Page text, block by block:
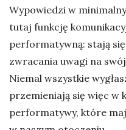
Wypowiedzi w
tutaj funkcję
performatywną: stają
zwracania uwagi na
Niemal wszystkie
przemieniają się więc w
performatywy, które